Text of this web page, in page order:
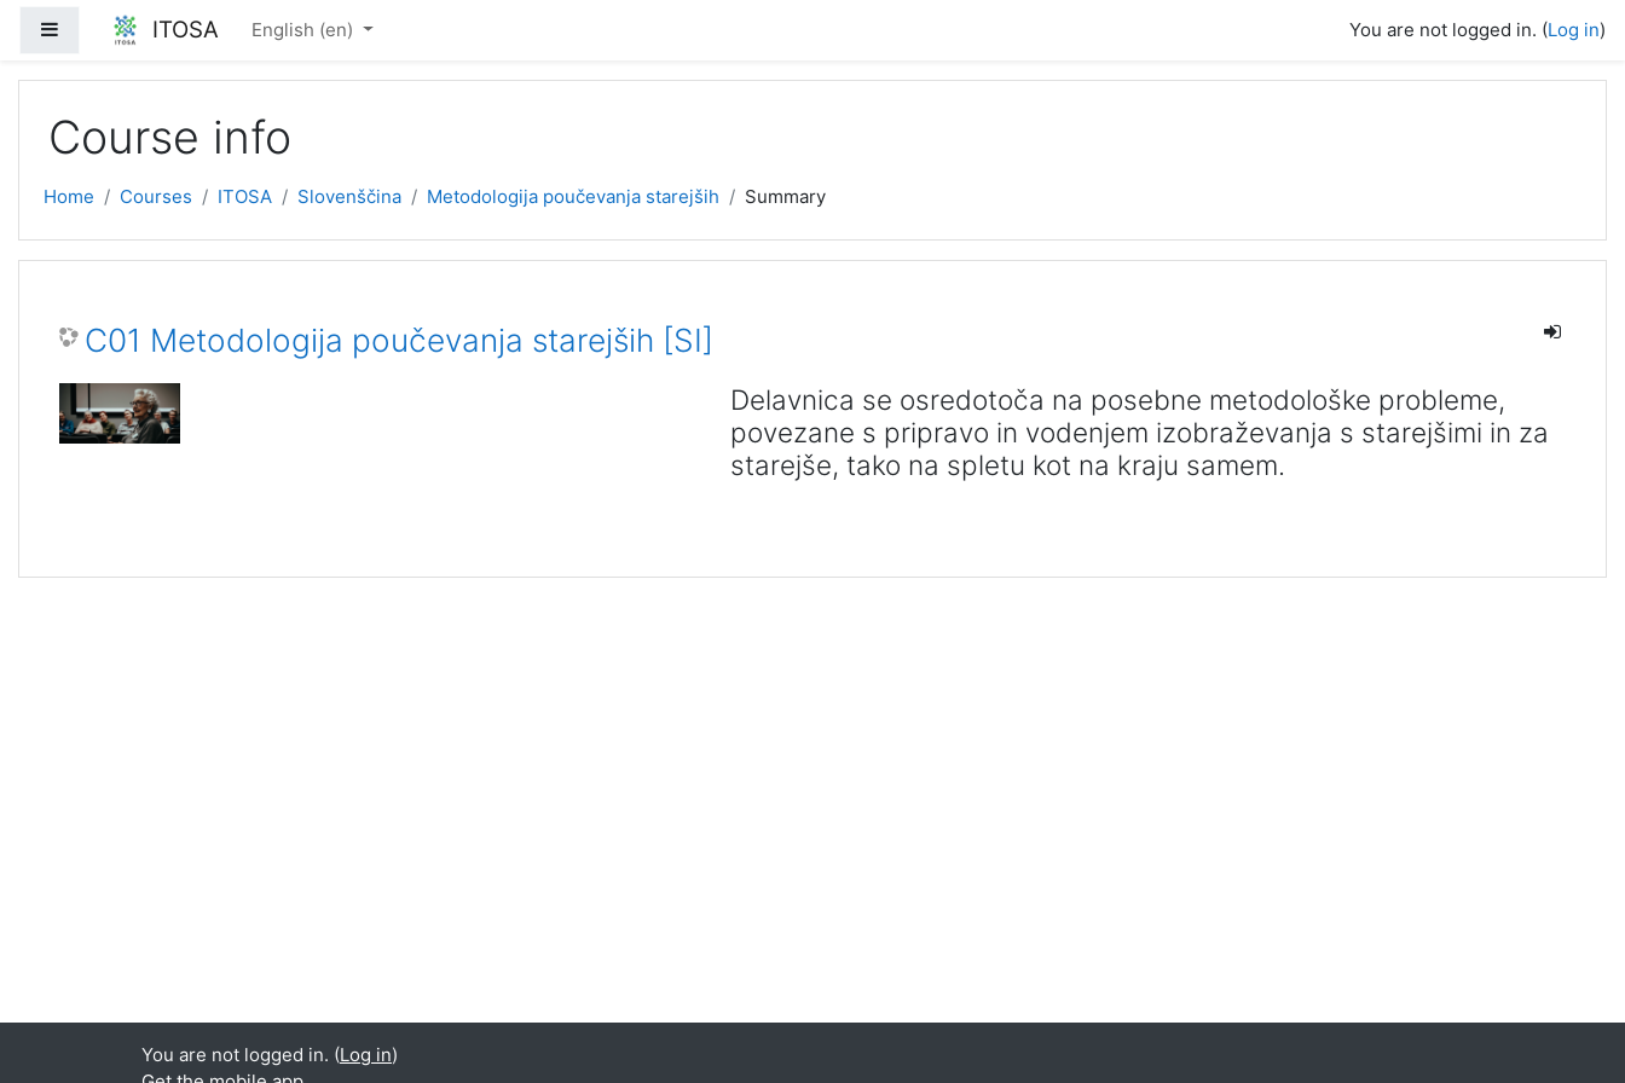
Skip to main content
Side panel ITOSA English ‎(en)‎ You are not logged in. (Log in)
Course info
Home Courses ITOSA Slovenščina Metodologija poučevanja starejših Summary
C01 Metodologija poučevanja starejših [SI]
Delavnica se osredotoča na posebne metodološke probleme,
povezane s pripravo in vodenjem izobraževanja s starejšimi in za
starejše, tako na spletu kot na kraju samem.
You are not logged in. (Log in)